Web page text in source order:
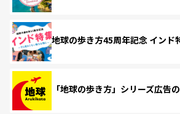
地球の歩き方45周年記念 インド
「地球の歩き方」シリーズ広告